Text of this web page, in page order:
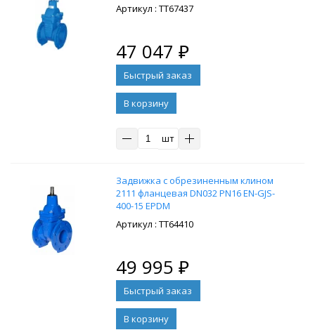
: ТТ67437
47 047 ₽
В корзину
шт
Задвижка с обрезиненным клином
2111 фланцевая DN032 PN16 EN-GJS-
400-15 EPDM
: ТТ64410
49 995 ₽
В корзину